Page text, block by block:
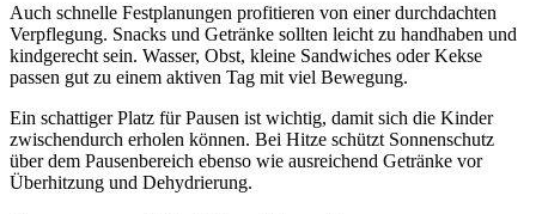
Auch schnelle Festplanungen profitieren von einer durchdachten
Verpflegung. Snacks und Getränke sollten leicht zu handhaben und
kindgerecht sein. Wasser, Obst, kleine Sandwiches oder Kekse
passen gut zu einem aktiven Tag mit viel Bewegung.
Ein schattiger Platz für Pausen ist wichtig, damit sich die Kinder
zwischendurch erholen können. Bei Hitze schützt Sonnenschutz
über dem Pausenbereich ebenso wie ausreichend Getränke vor
Überhitzung und Dehydrierung.